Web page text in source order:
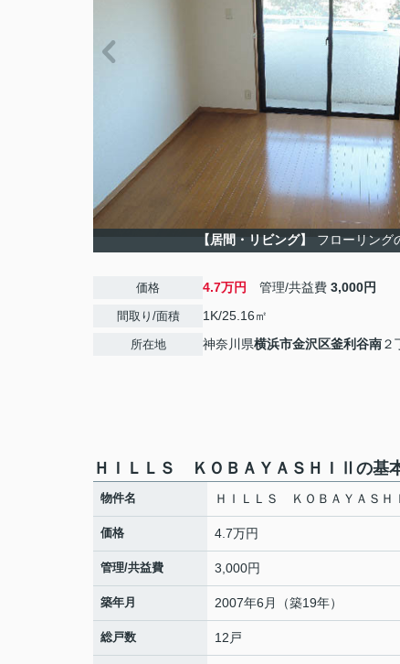
【居間・リビング】 フローリング
価格 4.7万円 管理/共益費 3,000円
間取り/面積 1K/25.16㎡
所在地 神奈川県横浜市金沢区釜利谷南２
ＨＩＬＬＳ ＫＯＢＡＹＡＳＨＩⅡの基
物件名 ＨＩＬＬＳ ＫＯＢＡＹＡＳＨ
価格 4.7万円
管理/共益費 3,000円
築年月 2007年6月（築19年）
総戸数 12戸